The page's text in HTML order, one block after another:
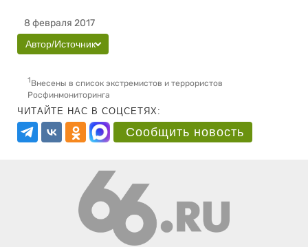
8 февраля 2017
Автор/Источник
1Внесены в список экстремистов и террористов
Росфинмониторинга
ЧИТАЙТЕ НАС В СОЦСЕТЯХ:
Сообщить новость